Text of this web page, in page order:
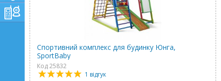
Спортивний комплекс для будинку Юнга,
SportBaby
Код 25832
1 відгук